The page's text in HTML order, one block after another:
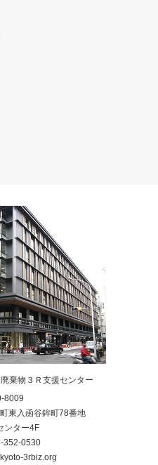
棄物３Ｒ支援センター
8009
東入函谷鉾町78番地
ンター4F
352-0530
3rbiz.org